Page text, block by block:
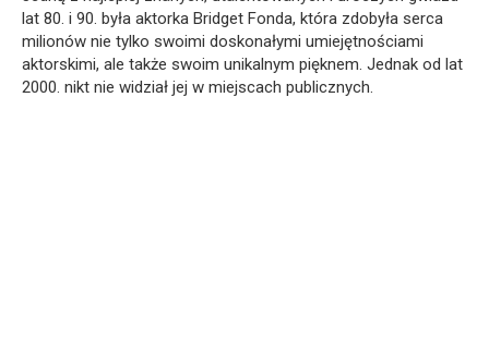
lat 80. i 90. była aktorka Bridget Fonda, która zdobyła serca
milionów nie tylko swoimi doskonałymi umiejętnościami
aktorskimi, ale także swoim unikalnym pięknem. Jednak od lat
2000. nikt nie widział jej w miejscach publicznych.